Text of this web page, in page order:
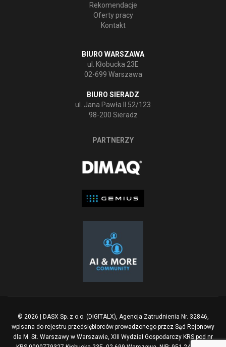
Rekomendacje
Oferty pracy
Kontakt
BIURO WARSZAWA
ul. Kłobucka 23E
02-699 Warszawa
BIURO SIERADZ
ul. Jana Pawła II 52/123
98-200 Sieradz
PARTNERZY
© 2026 | DASX Sp. z o.o. (DIGITALX), Agencja Zatrudnienia Nr. 32846,
wpisana do rejestru przedsiębiorców prowadzonego przez Sąd Rejonowy
dla M. St. Warszawy w Warszawie, XIII Wydział Gospodarczy KRS pod nr